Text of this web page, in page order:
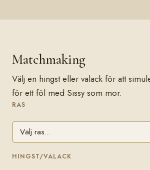
Matchmaking
Välj en hingst eller valack för att
för ett föl med Sissy som mor.
RAS
HINGST/VALACK